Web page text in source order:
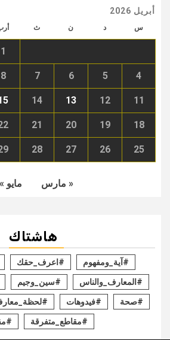
أبريل 2026
س د ن ث
1
4
5
6
7
8
11
12
13
14
18
19
20
21
25
26
27
28
« مارس مايو »
هاشتاك
#آية_ومفهوم #اعرف_حقك
#المعارف_والناس #سين_وجيم
#صحة #فيدوهات
#مقاطع_متفرقة